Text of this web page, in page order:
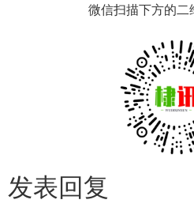
微信扫描下方的二
发表回复